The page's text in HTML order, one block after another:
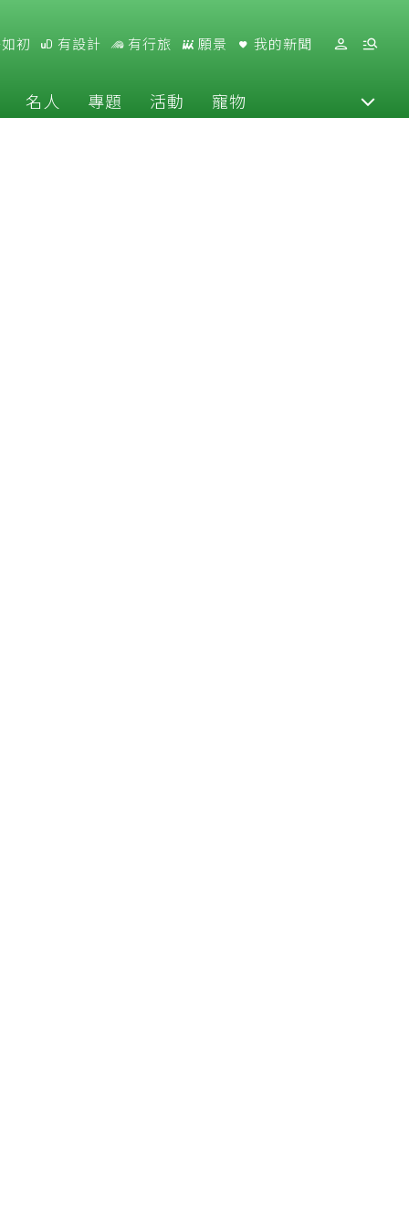
初 有設計 有行旅 願景 我的新聞
名人 專題 活動 寵物